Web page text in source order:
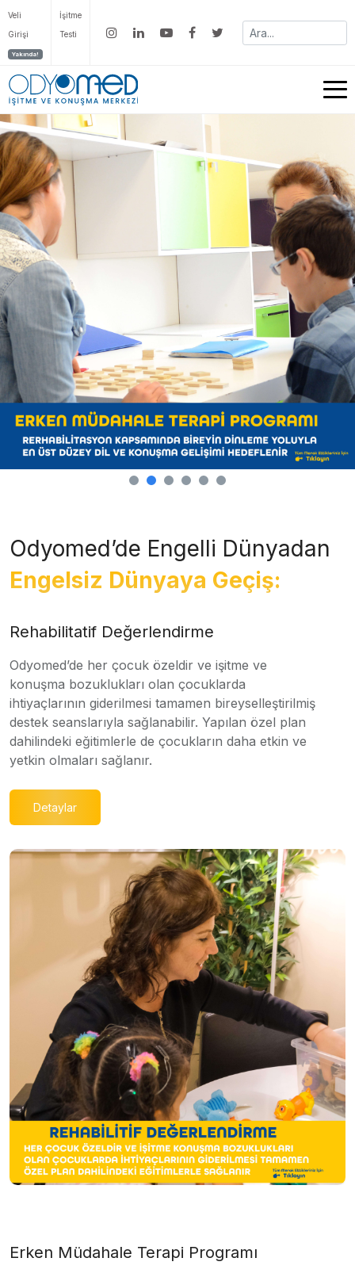
Veli
Girişi
Yakında!
İşitme
Testi
Odyomed’de Engelli Dünyadan
Engelsiz Dünyaya Geçiş:
Rehabilitatif Değerlendirme
Odyomed’de her çocuk özeldir ve işitme ve
konuşma bozuklukları olan çocuklarda
ihtiyaçlarının giderilmesi tamamen bireyselleştirilmiş
destek seanslarıyla sağlanabilir. Yapılan özel plan
dahilindeki eğitimlerle de çocukların daha etkin ve
yetkin olmaları sağlanır.
Detaylar
Erken Müdahale Terapi Programı